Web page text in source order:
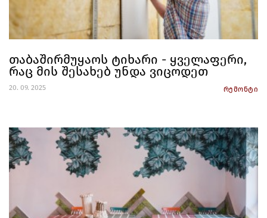
თაბაშირმუყაოს ტიხარი - ყველაფერი,
რაც მის შესახებ უნდა ვიცოდეთ
20. 09. 2025 რემონტი